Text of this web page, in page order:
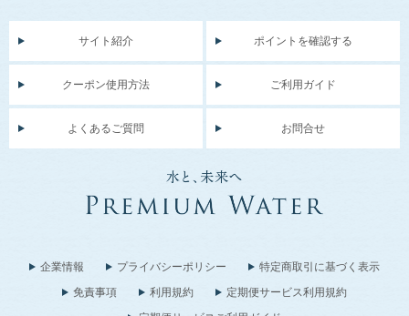
サイト紹介 ポイントを確認する
クーポン使用方法 ご利用ガイド
よくあるご質問 お問合せ
企業情報 プライバシーポリシー
特定商取引に基づく表示
免責事項
利用規約
定期便サービス利用規約